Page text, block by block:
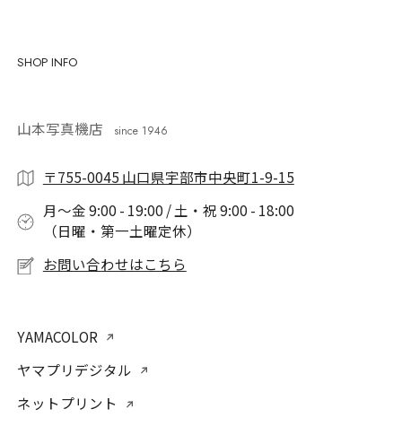
SHOP INFO
山本写真機店 since 1946
〒755-0045 山口県宇部市中央町1-9-15
月〜金 9:00 - 19:00 / 土・祝 9:00 - 18:00
（日曜・第一土曜定休）
お問い合わせはこちら
YAMACOLOR
ヤマプリデジタル
ネットプリント